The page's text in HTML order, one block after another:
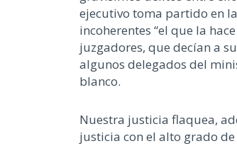
ejecutivo toma partido en
incoherentes “el que la
juzgadores, que decían a
algunos delegados del
blanco.
Nuestra justicia flaquea,
justicia con el alto grado